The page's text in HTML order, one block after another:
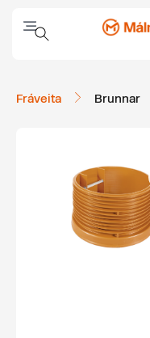
Fráveita Brunnar